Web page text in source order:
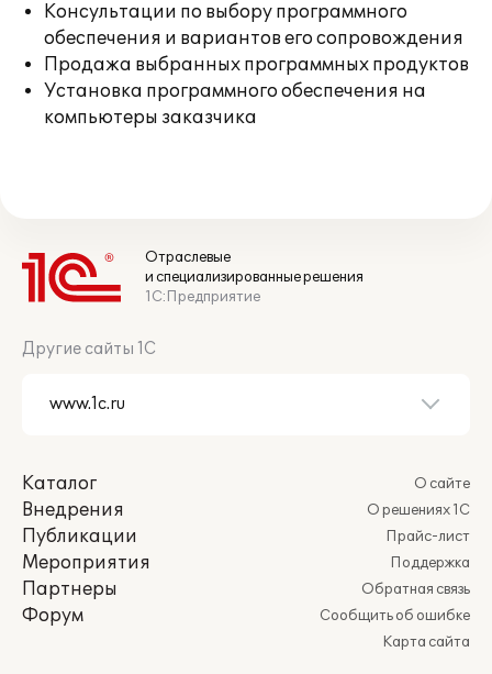
Консультации по выбору программного
обеспечения и вариантов его сопровождения
Продажа выбранных программных продуктов
Установка программного обеспечения на
компьютеры заказчика
Отраслевые
и специализированные решения
1С:Предприятие
Другие сайты 1С
Каталог
Внедрения
Публикации
Мероприятия
Партнеры
Форум
О сайте
О решениях 1С
Прайс-лист
Поддержка
Обратная связь
Сообщить об ошибке
Карта сайта